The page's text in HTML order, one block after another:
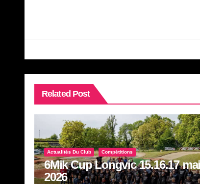
Related Post
Actualités Du Club Compétitions
6Mik Cup Longvic 15.16.17 mai
2026